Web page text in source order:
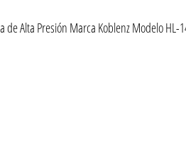
de Alta Presión Marca Koblenz Modelo HL-